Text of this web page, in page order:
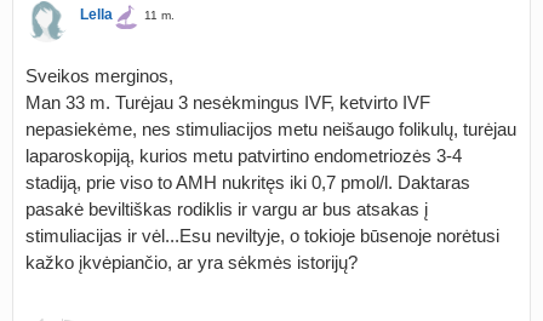
Lella 11 m.
Sveikos merginos,
Man 33 m. Turėjau 3 nesėkmingus IVF, ketvirto IVF
nepasiekėme, nes stimuliacijos metu neišaugo folikulų, turėjau
laparoskopiją, kurios metu patvirtino endometriozės 3-4
stadiją, prie viso to AMH nukritęs iki 0,7 pmol/l. Daktaras
pasakė beviltiškas rodiklis ir vargu ar bus atsakas į
stimuliacijas ir vėl...Esu neviltyje, o tokioje būsenoje norėtusi
kažko įkvėpiančio, ar yra sėkmės istorijų?